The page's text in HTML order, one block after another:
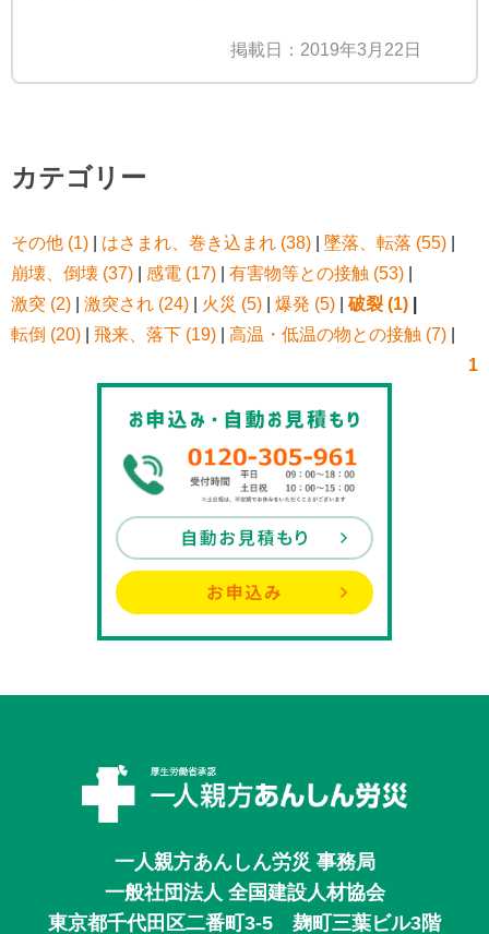
掲載日：2019年3月22日
カテゴリー
その他 (1) はさまれ、巻き込まれ (38) 墜落、転落 (55)
崩壊、倒壊 (37)
感電 (17) 有害物等との接触 (53)
激突 (2)
激突され (24) 火災 (5) 爆発 (5) 破裂 (1)
転倒 (20)
飛来、落下 (19) 高温・低温の物との接触 (7)
1
一人親方あんしん労災 事務局
一般社団法人 全国建設人材協会
東京都千代田区二番町3-5 麹町三葉ビル3階